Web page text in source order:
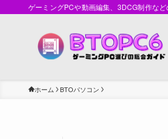
ゲーミングPCや動画編集、3DCG制作な
ホーム BTOパソコン